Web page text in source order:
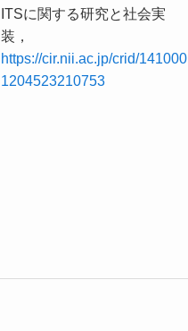
ITSに関する研究と社会実
装，
https://cir.nii.ac.jp/crid/141000
1204523210753